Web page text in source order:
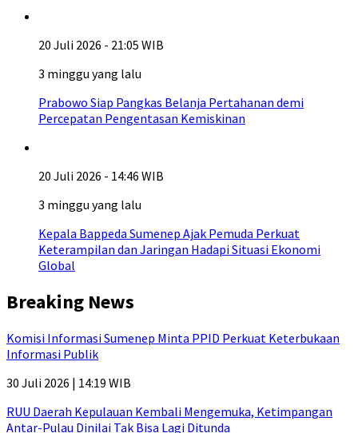
20 Juli 2026 - 21:05 WIB
3 minggu yang lalu
Prabowo Siap Pangkas Belanja Pertahanan demi
Percepatan Pengentasan Kemiskinan
20 Juli 2026 - 14:46 WIB
3 minggu yang lalu
Kepala Bappeda Sumenep Ajak Pemuda Perkuat
Keterampilan dan Jaringan Hadapi Situasi Ekonomi
Global
Breaking News
Komisi Informasi Sumenep Minta PPID Perkuat Keterbukaan
Informasi Publik
30 Juli 2026 | 14:19 WIB
RUU Daerah Kepulauan Kembali Mengemuka, Ketimpangan
Antar-Pulau Dinilai Tak Bisa Lagi Ditunda